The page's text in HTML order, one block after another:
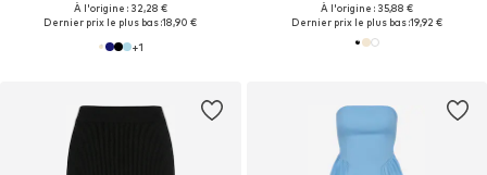
À l'origine : 32,28 €
Dernier prix le plus bas :18,90 €
+1
À l'origine : 35,88 €
Dernier prix le plus bas :19,92 €